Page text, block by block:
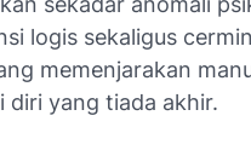
logis sekaligus
memenjarakan
diri yang tiada akhir.